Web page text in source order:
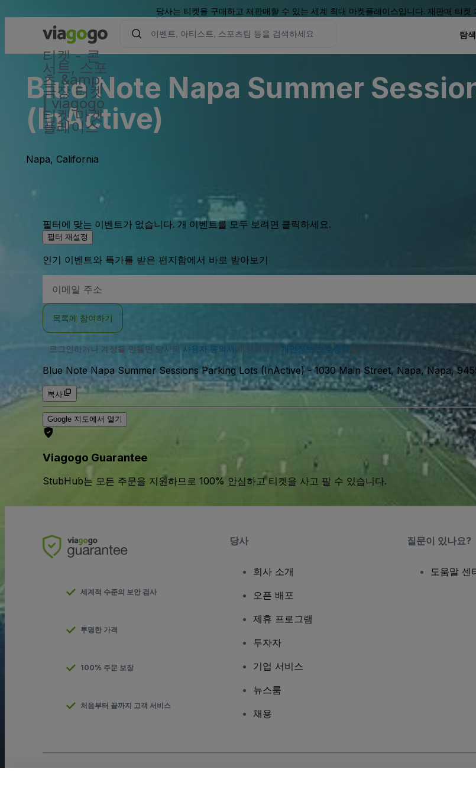
당사는 티켓을 구매하고 재판매할 수 있는 세계 최대 마켓플레이스입니다. 재판매 티
티켓 - 콘
서트, 스포
츠 &amp;
극장 티켓
| viagogo
티켓 마켓
플레이스
탐
Blue Note Napa Summer
(InActive)
Napa, California
필터에 맞는 이벤트가 없습니다. 개 이벤트를 모두 보려면 클릭하세요.
필터 재설정
인기 이벤트와 특가를 받은 편지함에서 바로 받아보기
메
소
목록에 참여하기
로그인하거나 계정을 만들면 당사의 사용자 동의서 에 동의하고 개인정보 보호정책 을 이해하는 것입니다. 귀하는
Blue Note Napa Summer Sessions Parking Lots (InActive) -1030 Main Street, Napa, Napa,
복사
Google 지도에서 열기
Viagogo Guarantee
StubHub는 모든 주문을 지원하므로 100% 안심하고 티켓을 사고 팔 수 있습니다.
세계적 수준의 보안 검사
투명한 가격
100% 주문 보장
처음부터 끝까지 고객 서비스
당사
회사 소개
오픈 배포
제휴 프로그램
투자자
기업 서비스
뉴스룸
채용
질문이 있나요?
도움말 센